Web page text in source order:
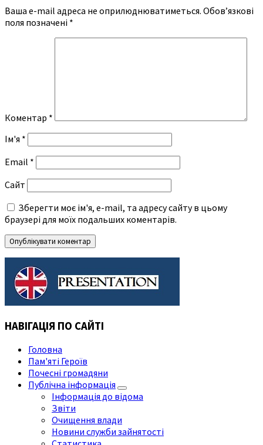
Ваша e-mail адреса не оприлюднюватиметься. Обов’язкові
поля позначені *
Коментар *
Ім'я *
Email *
Сайт
Зберегти моє ім'я, e-mail, та адресу сайту в цьому
браузері для моїх подальших коментарів.
НАВІГАЦІЯ ПО САЙТІ
Головна
Пам'яті Героїв
Почесні громадяни
Публічна інформація
Інформація до відома
Звіти
Очищення влади
Новини служби зайнятості